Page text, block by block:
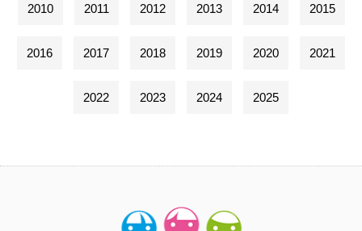
2010 2011 2012 2013 2014 2015
2016 2017 2018 2019 2020 2021
2022 2023 2024 2025